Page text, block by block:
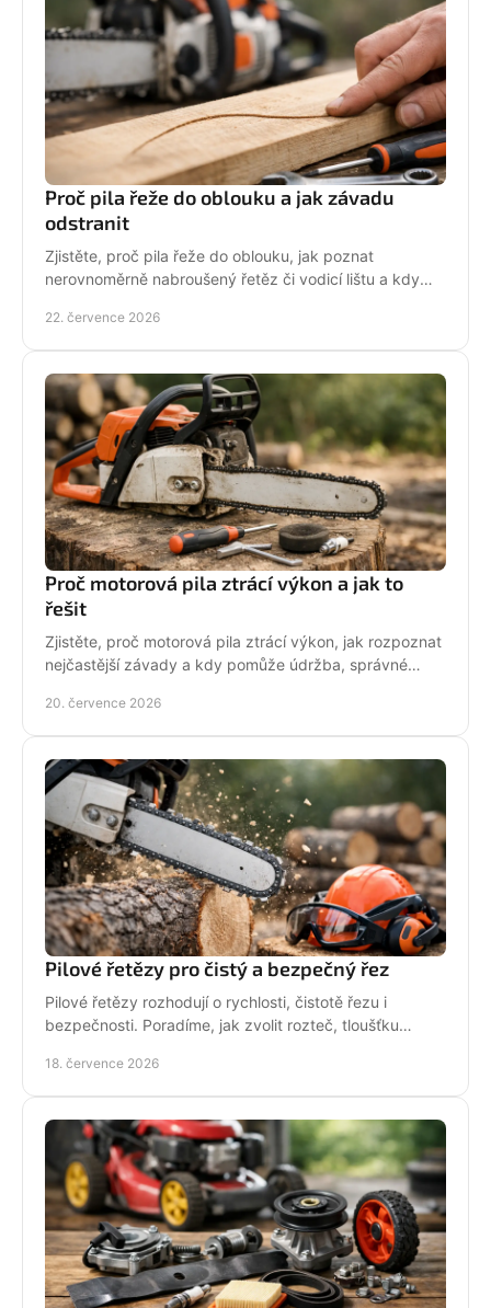
Proč pila řeže do oblouku a jak závadu
odstranit
Zjistěte, proč pila řeže do oblouku, jak poznat
nerovnoměrně nabroušený řetěz či vodicí lištu a kdy
22. července 2026
Proč motorová pila ztrácí výkon a jak to
řešit
Zjistěte, proč motorová pila ztrácí výkon, jak rozpoznat
nejčastější závady a kdy pomůže údržba, správné
20. července 2026
Pilové řetězy pro čistý a bezpečný řez
Pilové řetězy rozhodují o rychlosti, čistotě řezu i
bezpečnosti. Poradíme, jak zvolit rozteč, tloušťku
18. července 2026